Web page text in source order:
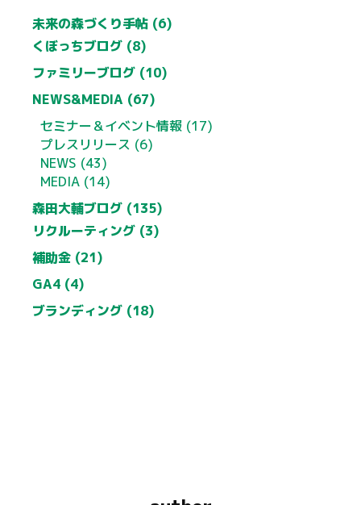
未来の森づくり手帖 (6)
くぼっちブログ (8)
ファミリーブログ (10)
NEWS&MEDIA (67)
セミナー＆イベント情報 (17)
プレスリリース (6)
NEWS (43)
MEDIA (14)
森田大輔ブログ (135)
リクルーティング (3)
補助金 (21)
GA4 (4)
ブランディング (18)